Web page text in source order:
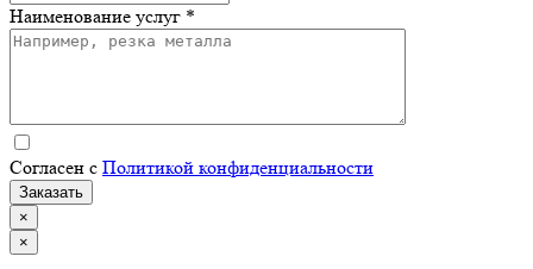
Наименование услуг *
Согласен с Политикой конфиденциальности
×
×